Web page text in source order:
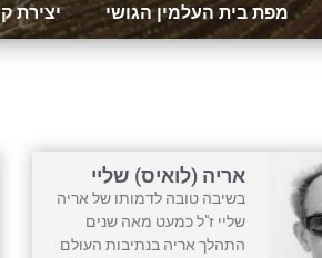
מפת בית העלמין הגושי יצירת
אריה (לואיס) שליי
בשיבה טובה לדמותו של אריה
שליי ז"ל כמעט מאה שנים
התהלך אריה בנתיבות העולם